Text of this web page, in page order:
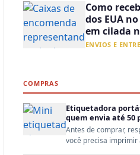
Como
dos EUA
em cilada
ENVIOS E
COMPRAS
Etiquetadora
quem envia até 50
Antes de comprar,
você precisa imprimir